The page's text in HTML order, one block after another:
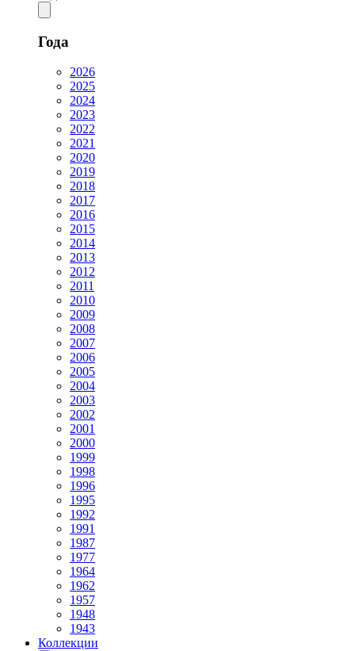
Года
2026
2025
2024
2023
2022
2021
2020
2019
2018
2017
2016
2015
2014
2013
2012
2011
2010
2009
2008
2007
2006
2005
2004
2003
2002
2001
2000
1999
1998
1996
1995
1992
1991
1987
1977
1964
1962
1957
1948
1943
Коллекции